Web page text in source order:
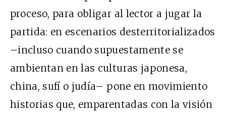
proceso, para obligar al lector a jugar la
partida: en escenarios desterritorializados
–incluso cuando supuestamente se
ambientan en las culturas japonesa,
china, sufí o judía– pone en movimiento
historias que, emparentadas con la visión